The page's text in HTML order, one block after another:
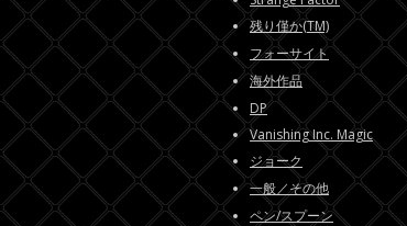
残り僅か(TM)
フォーサイト
海外作品
DP
Vanishing Inc. Magic
ジョーク
一般／その他
ペン/スプーン